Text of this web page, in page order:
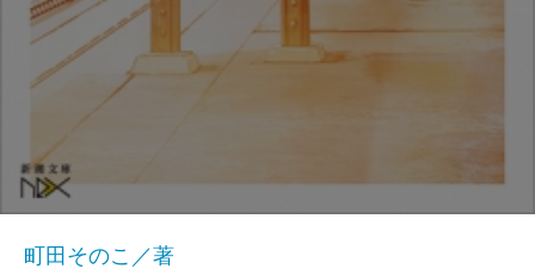
町田そのこ／著